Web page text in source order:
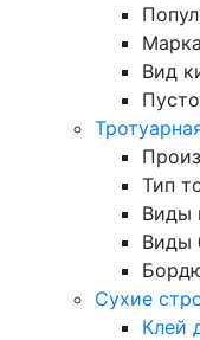
Вид
Тип
Виды
Виды
Сухие
Клей